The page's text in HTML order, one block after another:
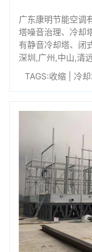
广东康明节能空调
塔噪音治理、冷却
有静音冷却塔、闭
深圳,广州,中山,清
TAGS:收缩 冷